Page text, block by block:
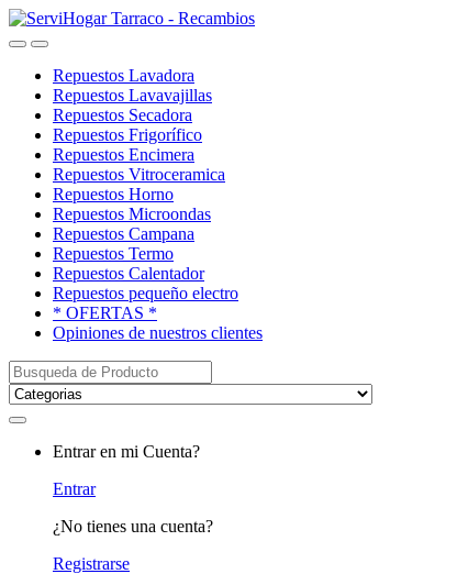
Saltar
a
saltar
al
OpenClose
Repuestos Lavadora
Repuestos Lavavajillas
Repuestos Secadora
Repuestos Frigorífico
Repuestos Encimera
Repuestos Vitroceramica
Repuestos Horno
Repuestos Microondas
Repuestos Campana
Repuestos Termo
Repuestos Calentador
Repuestos pequeño electro
* OFERTAS *
Opiniones de nuestros clientes
Buscar:
Entrar en mi Cuenta?
Entrar
¿No tienes una cuenta?
Registrarse